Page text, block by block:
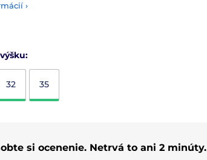
›
32 35
si ocenenie. Netrvá to ani 2 minúty.